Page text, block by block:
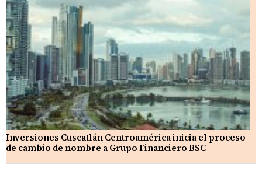
Inversiones Cuscatlán Centroamérica inicia el proceso
de cambio de nombre a Grupo Financiero BSC